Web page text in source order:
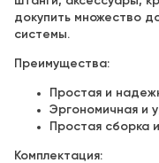
докупить множество
системы.
Преимущества:
Простая и
Эргономичная и
Простая сборка
Комплектация: